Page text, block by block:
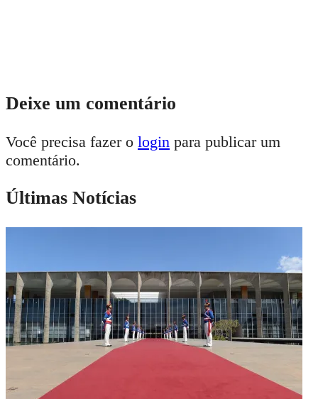
Deixe um comentário
Você precisa fazer o login para publicar um
comentário.
Últimas Notícias